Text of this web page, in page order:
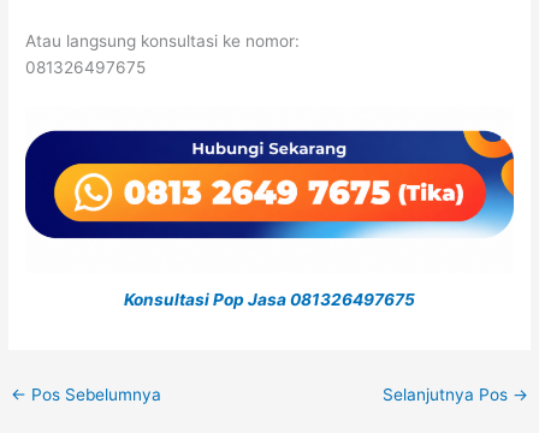
Atau langsung konsultasi ke nomor:
081326497675
Konsultasi Pop Jasa 081326497675
← Pos Sebelumnya Selanjutnya Pos →